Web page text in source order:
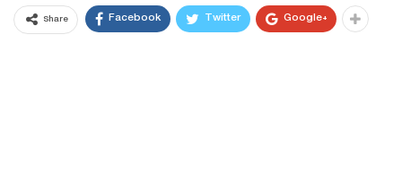
Share Facebook Twitter Google+